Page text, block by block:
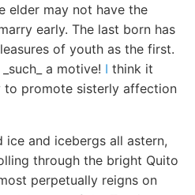
elder may not have the
early. The last born has
of youth as the first.
a motive! I think it
promote sisterly affection
ice and icebergs all astern,
through the bright Quito
perpetually reigns on